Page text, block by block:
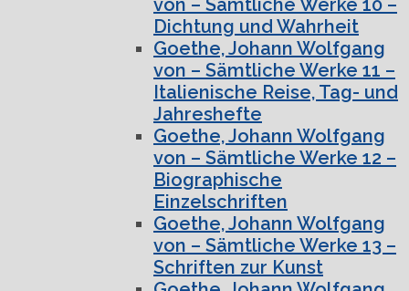
von – Sämtliche Werke 10 –
Dichtung und Wahrheit
Goethe, Johann Wolfgang
von – Sämtliche Werke 11 –
Italienische Reise, Tag- und
Jahreshefte
Goethe, Johann Wolfgang
von – Sämtliche Werke 12 –
Biographische
Einzelschriften
Goethe, Johann Wolfgang
von – Sämtliche Werke 13 –
Schriften zur Kunst